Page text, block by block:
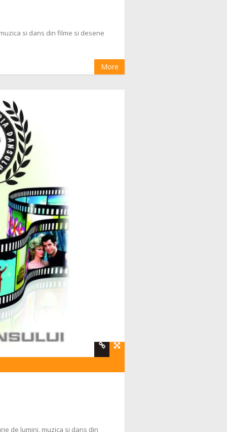
si dans din filme si desene
More
de lumini, muzica si dans din